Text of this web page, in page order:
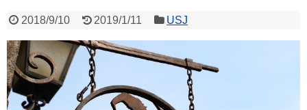
2018/9/10 2019/1/11 USJ